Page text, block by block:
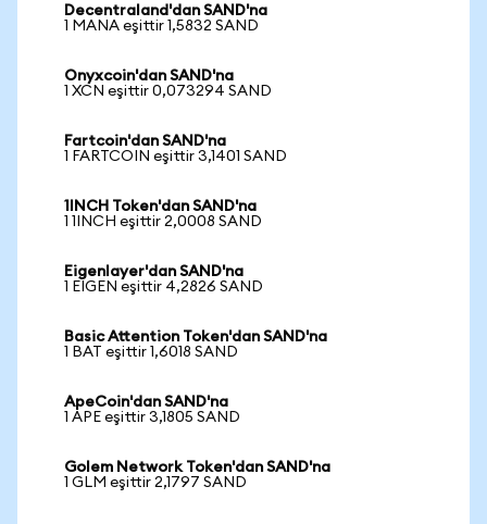
Decentraland'dan SAND'na
1 MANA eşittir 1,5832 SAND
Onyxcoin'dan SAND'na
1 XCN eşittir 0,073294 SAND
Fartcoin'dan SAND'na
1 FARTCOIN eşittir 3,1401 SAND
1INCH Token'dan SAND'na
1 1INCH eşittir 2,0008 SAND
Eigenlayer'dan SAND'na
1 EIGEN eşittir 4,2826 SAND
Basic Attention Token'dan SAND'na
1 BAT eşittir 1,6018 SAND
ApeCoin'dan SAND'na
1 APE eşittir 3,1805 SAND
Golem Network Token'dan SAND'na
1 GLM eşittir 2,1797 SAND